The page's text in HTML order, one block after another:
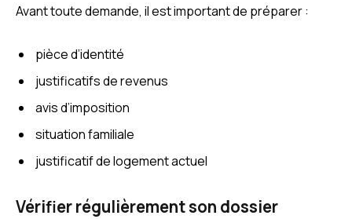
Avant toute demande, il est important de préparer :
pièce d’identité
justificatifs de revenus
avis d’imposition
situation familiale
justificatif de logement actuel
Vérifier régulièrement son dossier